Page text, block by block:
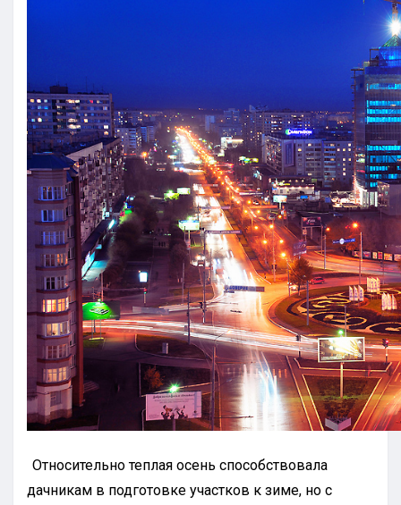
Относительно теплая осень способствовала
дачникам в подготовке участков к зиме, но с